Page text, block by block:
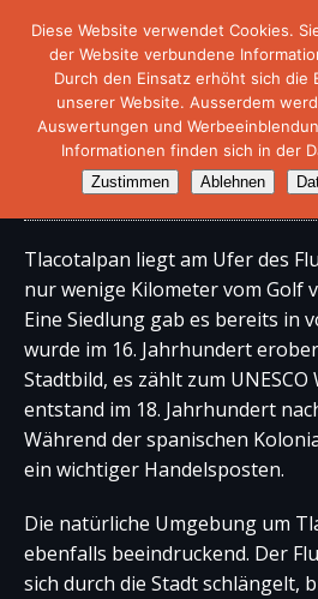
Tlacotalpan,
Tlacotalpan liegt am Ufer des
nur wenige Kilometer vom Golf
Eine Siedlung gab es bereits in
wurde im 16. Jahrhundert
Stadtbild, es zählt zum
entstand im 18. Jahrhundert
Während der spanischen
ein wichtiger Handelsposten.
Die natürliche Umgebung um
ebenfalls beeindruckend. Der
sich durch die Stadt schlängelt,
Diese Website verwendet Cookies.
der Website verbundene
Durch den Einsatz erhöht sich die
unserer Website. Ausserdem
Auswertungen und
Informationen finden sich in der
Zustimmen Ablehnen